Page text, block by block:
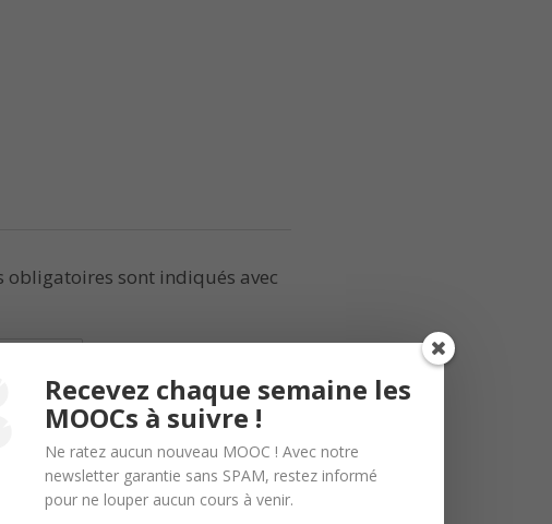
obligatoires sont indiqués avec
Recevez chaque semaine les
MOOCs à suivre !
Ne ratez aucun nouveau MOOC ! Avec notre
newsletter garantie sans SPAM, restez informé
pour ne louper aucun cours à venir.